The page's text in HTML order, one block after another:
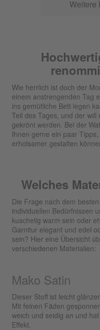
Weitere
Wie herrlich ist doch der
einem anstrengenden Tag
ins gemütliche Bett legen
Teil des Tages, und der
gekrönt werden. Bei der
Ihnen gerne ein paar
erholsamer gestalten
Welches
Die Frage nach dem
individuellen Bedürfnissen
kuschelig warm sein oder
Garnitur elegant und edel
sein? Hier eine Übersicht
verschiedenen Materialien:
Mako Satin
Dieser Stoff ist leicht
Mit feinen Fäden
weich und seidig an und
Effekt.